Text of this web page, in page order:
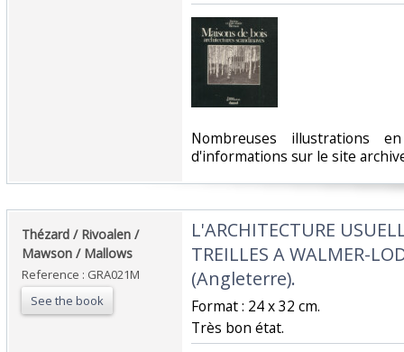
‎Nombreuses illustrations
d'informations sur le site
‎Thézard / Rivoalen /
Mawson / Mallows‎
Reference : GRA021M
See the book
‎L'ARCHITECTURE
TREILLES A WALMER-
(Angleterre).‎
‎Format : 24 x 32 cm. ‎
‎Très bon état.‎